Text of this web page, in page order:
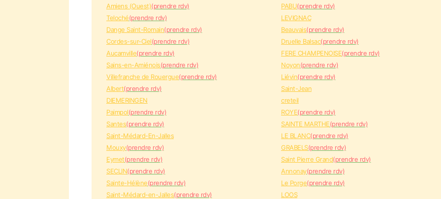
Amiens (Ouest)(prendre rdv) PABU(prendre rdv)
Teloché(prendre rdv)
LEVIGNAC
Dange Saint-Romain(prendre rdv) Beauvais(prendre rdv)
Cordes-sur-Ciel(prendre rdv) Druelle Balsac(prendre rdv)
Aucamville(prendre rdv) FERE CHAMPENOISE(prendre rdv)
Sains-en-Amiénois(prendre rdv) Noyon(prendre rdv)
Villefranche de Rouergue(prendre rdv) Liévin(prendre rdv)
Albert(prendre rdv)
Saint-Jean
DIEMERINGEN
creteil
Paimpol(prendre rdv) ROYE(prendre rdv)
Santes(prendre rdv) SAINTE MARTHE(prendre rdv)
Saint-Médard-En-Jalles
LE BLANC(prendre rdv)
Mouxy(prendre rdv) GRABELS(prendre rdv)
Eymet(prendre rdv) Saint Pierre Grand(prendre rdv)
SECLIN(prendre rdv) Annonay(prendre rdv)
Sainte-Hélène(prendre rdv) Le Porge(prendre rdv)
Saint-Médard-en-Jalles(prendre rdv)
LOOS